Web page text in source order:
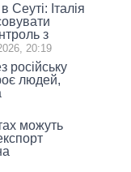
Сеуті: Італія
з
20:19
російську
людей,
можуть